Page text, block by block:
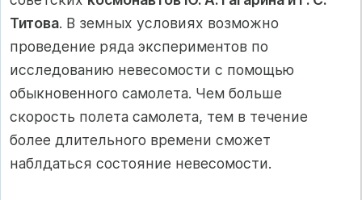
Титова. В земных условиях возможно
проведение ряда экспериментов по
исследованию невесомости с помощью
обыкновенного самолета. Чем больше
скорость полета самолета, тем в течение
более длительного времени сможет
наблдаться состояние невесомости.